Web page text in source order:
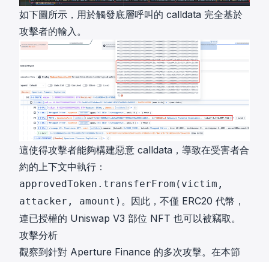
如下圖所示，用於觸發底層呼叫的 calldata 完全基於
攻擊者的輸入。
這使得攻擊者能夠構建惡意 calldata，導致在受害者合
約的上下文中執行：
approvedToken.transferFrom(victim,
attacker, amount) 。因此，不僅 ERC20 代幣，
連已授權的 Uniswap V3 部位 NFT 也可以被竊取。
攻擊分析
觀察到針對 Aperture Finance 的多次攻擊。在本節